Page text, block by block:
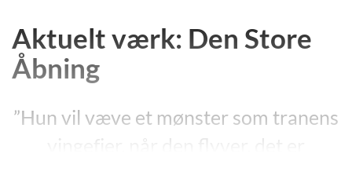
Aktuelt værk: Den Store
Åbning
”Hun vil væve et mønster som tranens
vingefjer, når den flyver, det er